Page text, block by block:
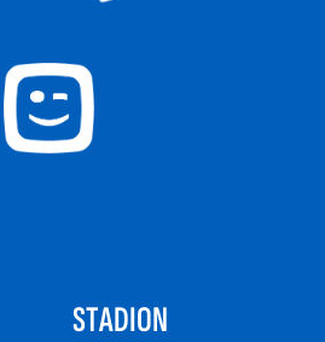
STADION